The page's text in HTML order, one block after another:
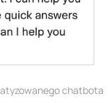
chatbota